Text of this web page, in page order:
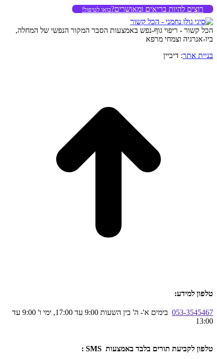
רוצים להיות בריאים ומאושרים?בואו לטיפול!
הכל קשור - ריפוי גוף-נפש באמצעות הסבר המקור הנפשי של המחלה,
ביו-אנרגיה וצמחי מרפא
בניית אתר: דיביין
טלפון למידע:
053-3545467
בימים א'- ה' בין השעות 9:00 עד 17:00, ימי ו' 9:00 עד
13:00
טלפון לקביעת תורים בלבד באמצעות SMS :